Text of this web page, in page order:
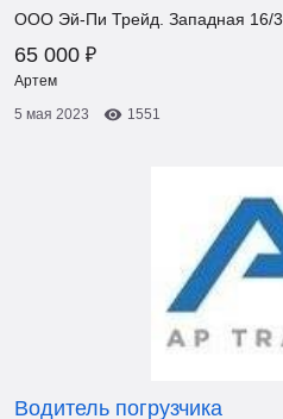
ООО Эй-Пи Трейд. Западная 16/3
65 000 ₽
Артем
5 мая 2023
1551
Водитель погрузчика